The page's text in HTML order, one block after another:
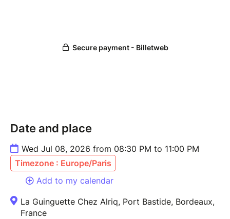
Date and place
Wed Jul 08, 2026 from 08:30 PM to 11:00 PM
Timezone : Europe/Paris
Add to my calendar
La Guinguette Chez Alriq, Port Bastide, Bordeaux,
France